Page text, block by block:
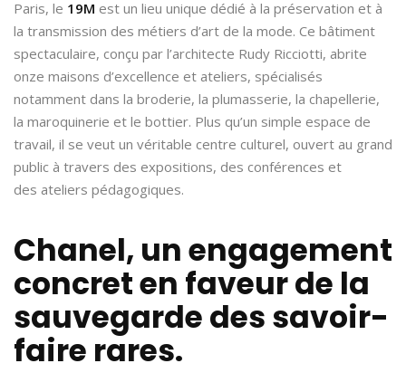
Paris, le 19M est un lieu unique dédié à la préservation et à
la transmission des métiers d’art de la mode. Ce bâtiment
spectaculaire, conçu par l’architecte Rudy Ricciotti, abrite
onze maisons d’excellence et ateliers, spécialisés
notamment dans la broderie, la plumasserie, la chapellerie,
la maroquinerie et le bottier. Plus qu’un simple espace de
travail, il se veut un véritable centre culturel, ouvert au grand
public à travers des expositions, des conférences et
des ateliers pédagogiques.
Chanel, un engagement
concret en faveur de la
sauvegarde des savoir-
faire rares.